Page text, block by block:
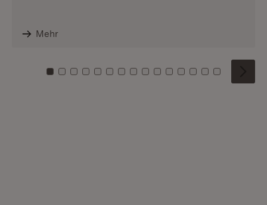
Mehr
Zu Kachel: 0
Zu Kachel: 1
Zu Kachel: 2
Zu Kachel: 3
Zu Kachel: 4
Zu Kachel: 5
Zu Kachel: 6
Zu Kachel: 7
Zu Kachel: 8
Zu Kachel: 9
Zu Kachel: 10
Zu Kachel: 11
Zu Kachel: 12
Zu Kachel:
Zu